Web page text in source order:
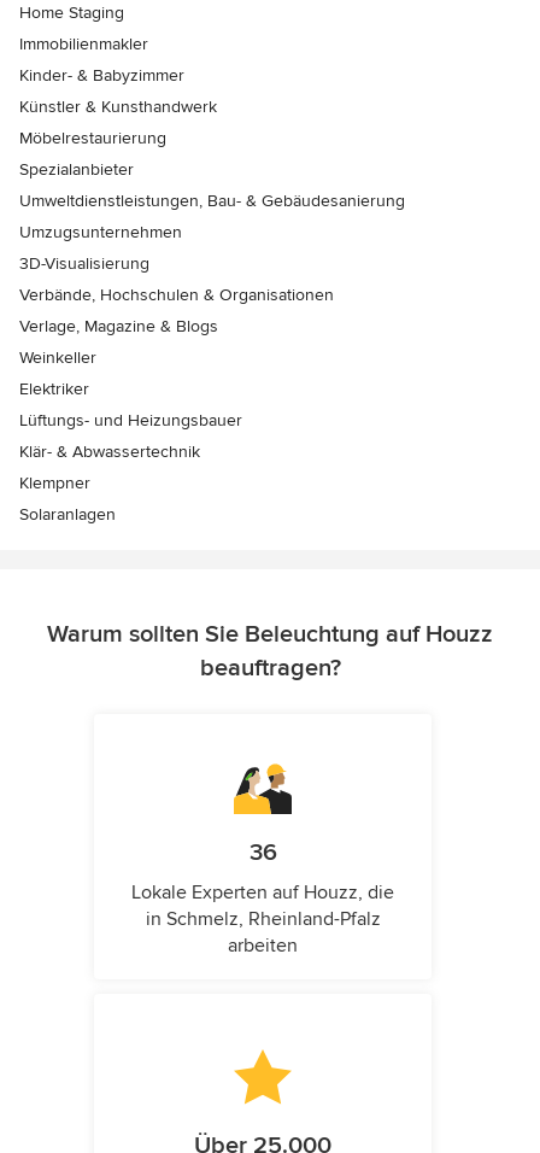
Home Staging
Immobilienmakler
Kinder- & Babyzimmer
Künstler & Kunsthandwerk
Möbelrestaurierung
Spezialanbieter
Umweltdienstleistungen, Bau- & Gebäudesanierung
Umzugsunternehmen
3D-Visualisierung
Verbände, Hochschulen & Organisationen
Verlage, Magazine & Blogs
Weinkeller
Elektriker
Lüftungs- und Heizungsbauer
Klär- & Abwassertechnik
Klempner
Solaranlagen
Warum sollten Sie Beleuchtung auf Houzz
beauftragen?
36
Lokale Experten auf Houzz, die
in Schmelz, Rheinland-Pfalz
arbeiten
Über 25.000